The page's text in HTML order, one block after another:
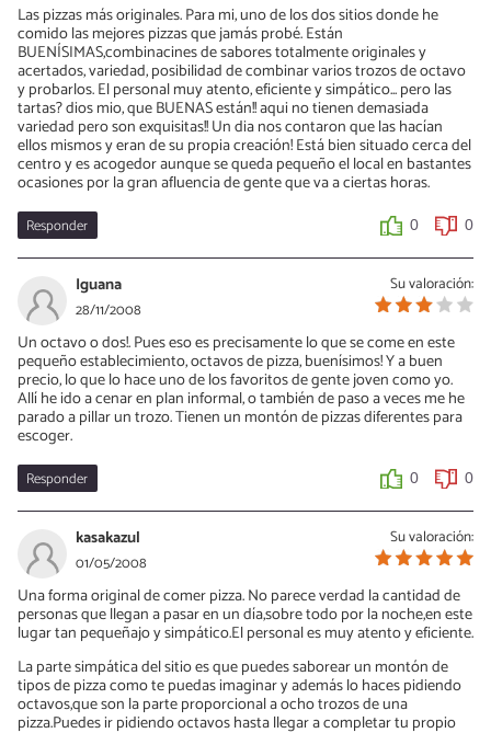
Las pizzas más originales. Para mi, uno de los dos sitios donde he
comido las mejores pizzas que jamás probé. Están
BUENÍSIMAS,combinacines de sabores totalmente originales y
acertados, variedad, posibilidad de combinar varios trozos de octavo
y probarlos. El personal muy atento, eficiente y simpático... pero las
tartas? dios mio, que BUENAS están!! aqui no tienen demasiada
variedad pero son exquisitas!! Un dia nos contaron que las hacían
ellos mismos y eran de su propia creación! Está bien situado cerca del
centro y es acogedor aunque se queda pequeño el local en bastantes
ocasiones por la gran afluencia de gente que va a ciertas horas.
Responder 0 0
Su valoración:
Iguana
28/11/2008
Un octavo o dos!. Pues eso es precisamente lo que se come en este
pequeño establecimiento, octavos de pizza, buenísimos! Y a buen
precio, lo que lo hace uno de los favoritos de gente joven como yo.
Allí he ido a cenar en plan informal, o también de paso a veces me he
parado a pillar un trozo. Tienen un montón de pizzas diferentes para
escoger.
Responder 0 0
Su valoración:
kasakazul
01/05/2008
Una forma original de comer pizza. No parece verdad la cantidad de
personas que llegan a pasar en un día,sobre todo por la noche,en este
lugar tan pequeñajo y simpático.El personal es muy atento y eficiente.
La parte simpática del sitio es que puedes saborear un montón de
tipos de pizza como te puedas imaginar y además lo haces pidiendo
octavos,que son la parte proporcional a ocho trozos de una
pizza.Puedes ir pidiendo octavos hasta llegar a completar tu propio